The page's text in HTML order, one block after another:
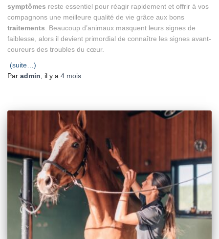
symptômes reste essentiel pour réagir rapidement et offrir à vos
compagnons une meilleure qualité de vie grâce aux bons
traitements . Beaucoup d’animaux masquent leurs signes de
faiblesse, alors il devient primordial de connaître les signes avant-
coureurs des troubles du cœur.
(suite…)
Par admin , il y a 4 mois